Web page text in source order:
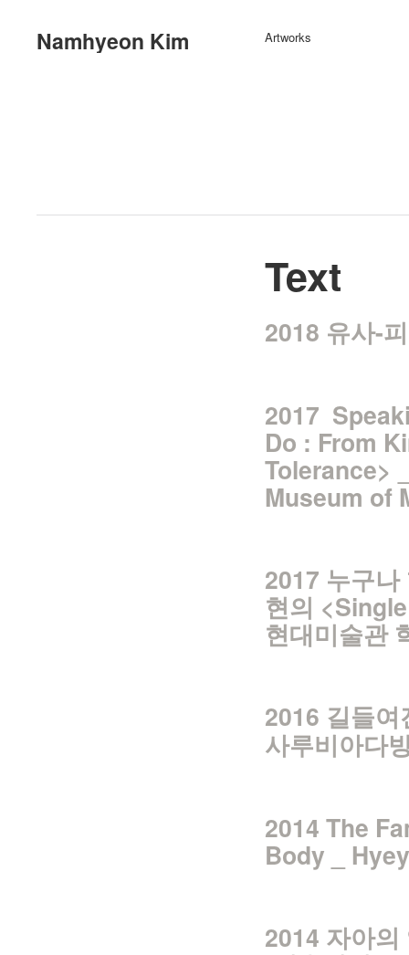
Namhyeon Kim Artworks
Text
2018 유사-
2017
Do : From
Tolerance>
Museum of
2017 누구
현의
현대미술관
2016 길들
사루비아다
2014 The
Body _
2014 자아